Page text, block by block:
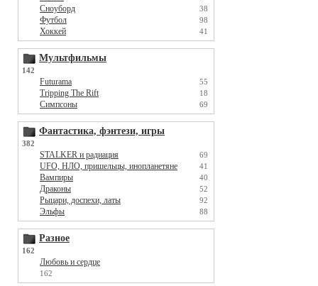
Сноуборд 38
Футбол 98
Хоккей 41
Мультфильмы
142
Futurama 55
Tripping The Rift 18
Симпсоны 69
Фантастика, фэнтези, игры
382
STALKER и радиация 69
UFO, НЛО, пришельцы, инопланетяне 41
Вампиры 40
Драконы 52
Рыцари, доспехи, латы 92
Эльфы 88
Разное
162
Любовь и сердце
162